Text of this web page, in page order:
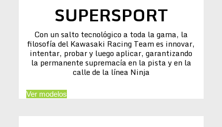
SUPERSPORT
Con un salto tecnológico a toda la gama, la
filosofía del Kawasaki Racing Team es innovar,
intentar, probar y luego aplicar, garantizando
la permanente supremacía en la pista y en la
calle de la línea Ninja
Ver modelos